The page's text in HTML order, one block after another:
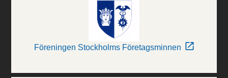
Föreningen Stockholms Företagsminnen